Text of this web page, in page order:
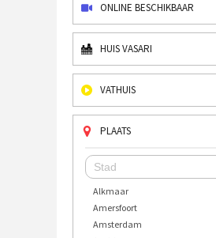
ONLINE BESCHIKBAAR
HUIS VASARI
VATHUIS
PLAATS
Alkmaar
Amersfoort
Amsterdam